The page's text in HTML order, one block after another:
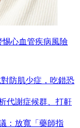
心血管疾病風險
防肌少症，吃錯恐
代謝症候群、打鼾
：放寬「藥師指